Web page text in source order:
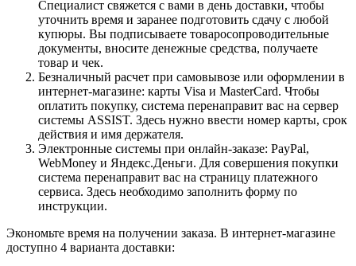
Специалист свяжется с вами в день доставки, чтобы
уточнить время и заранее подготовить сдачу с любой
купюры. Вы подписываете товаросопроводительные
документы, вносите денежные средства, получаете
товар и чек.
Безналичный расчет при самовывозе или оформлении в
интернет-магазине: карты Visa и MasterCard. Чтобы
оплатить покупку, система перенаправит вас на сервер
системы ASSIST. Здесь нужно ввести номер карты, срок
действия и имя держателя.
Электронные системы при онлайн-заказе: PayPal,
WebMoney и Яндекс.Деньги. Для совершения покупки
система перенаправит вас на страницу платежного
сервиса. Здесь необходимо заполнить форму по
инструкции.
Экономьте время на получении заказа. В интернет-магазине
доступно 4 варианта доставки: